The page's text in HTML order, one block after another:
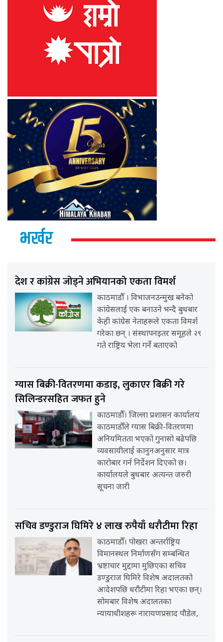
भर्खर
देश र कांग्रेस जोड्ने अभियानको एकता विमर्श
काठमाडौँ । विभाजनउन्मुख बनेको
कांग्रेसलाई एक बनाउने भन्दै बुधबार
केही कांग्रेस नेताहरूले एकता विमर्श
गरेका छन् । संस्थापनइतर समूहले २९
गते राष्ट्रिय भेला गर्ने बताएको
ग्यास बिक्री-वितरणमा कडाइ, लुकाएर बिक्री गरे
सिलिन्डरसहित जफत हुने
काठमाडौँ। जिल्ला प्रशासन कार्यालय
काठमाडौँले ग्यास बिक्री-वितरणमा
अनियमितता भएको गुनासो बढेपछि
व्यवसायीलाई कानुनअनुसार मात्र
कारोबार गर्न निर्देशन दिएको छ।
कार्यालयले बुधबार अत्यन्त जरुरी
सूचना जारी
सचिव डण्डुराज घिमिरे ४ लाख रुपैयाँ धरौटीमा रिहा
काठमाडौँ। पोखरा अन्तर्राष्ट्रिय
विमानस्थल निर्माणसँग सम्बन्धित
भ्रष्टाचार मुद्दामा मुछिएका सचिव
डण्डुराज घिमिरे विशेष अदालतको
आदेशपछि धरौटीमा रिहा भएका छन्।
सोमबार विशेष अदालतका
न्यायाधीशहरू नारायणप्रसाद पौडेल,